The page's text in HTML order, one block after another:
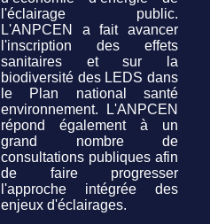
l'éclairage public.
L'ANPCEN a fait avancer
l'inscription des effets
sanitaires et sur la
biodiversité des LEDS dans
le Plan national santé
environnement. L'ANPCEN
répond également à un
grand nombre de
consultations publiques afin
de faire progresser
l'approche intégrée des
enjeux d'éclairages.